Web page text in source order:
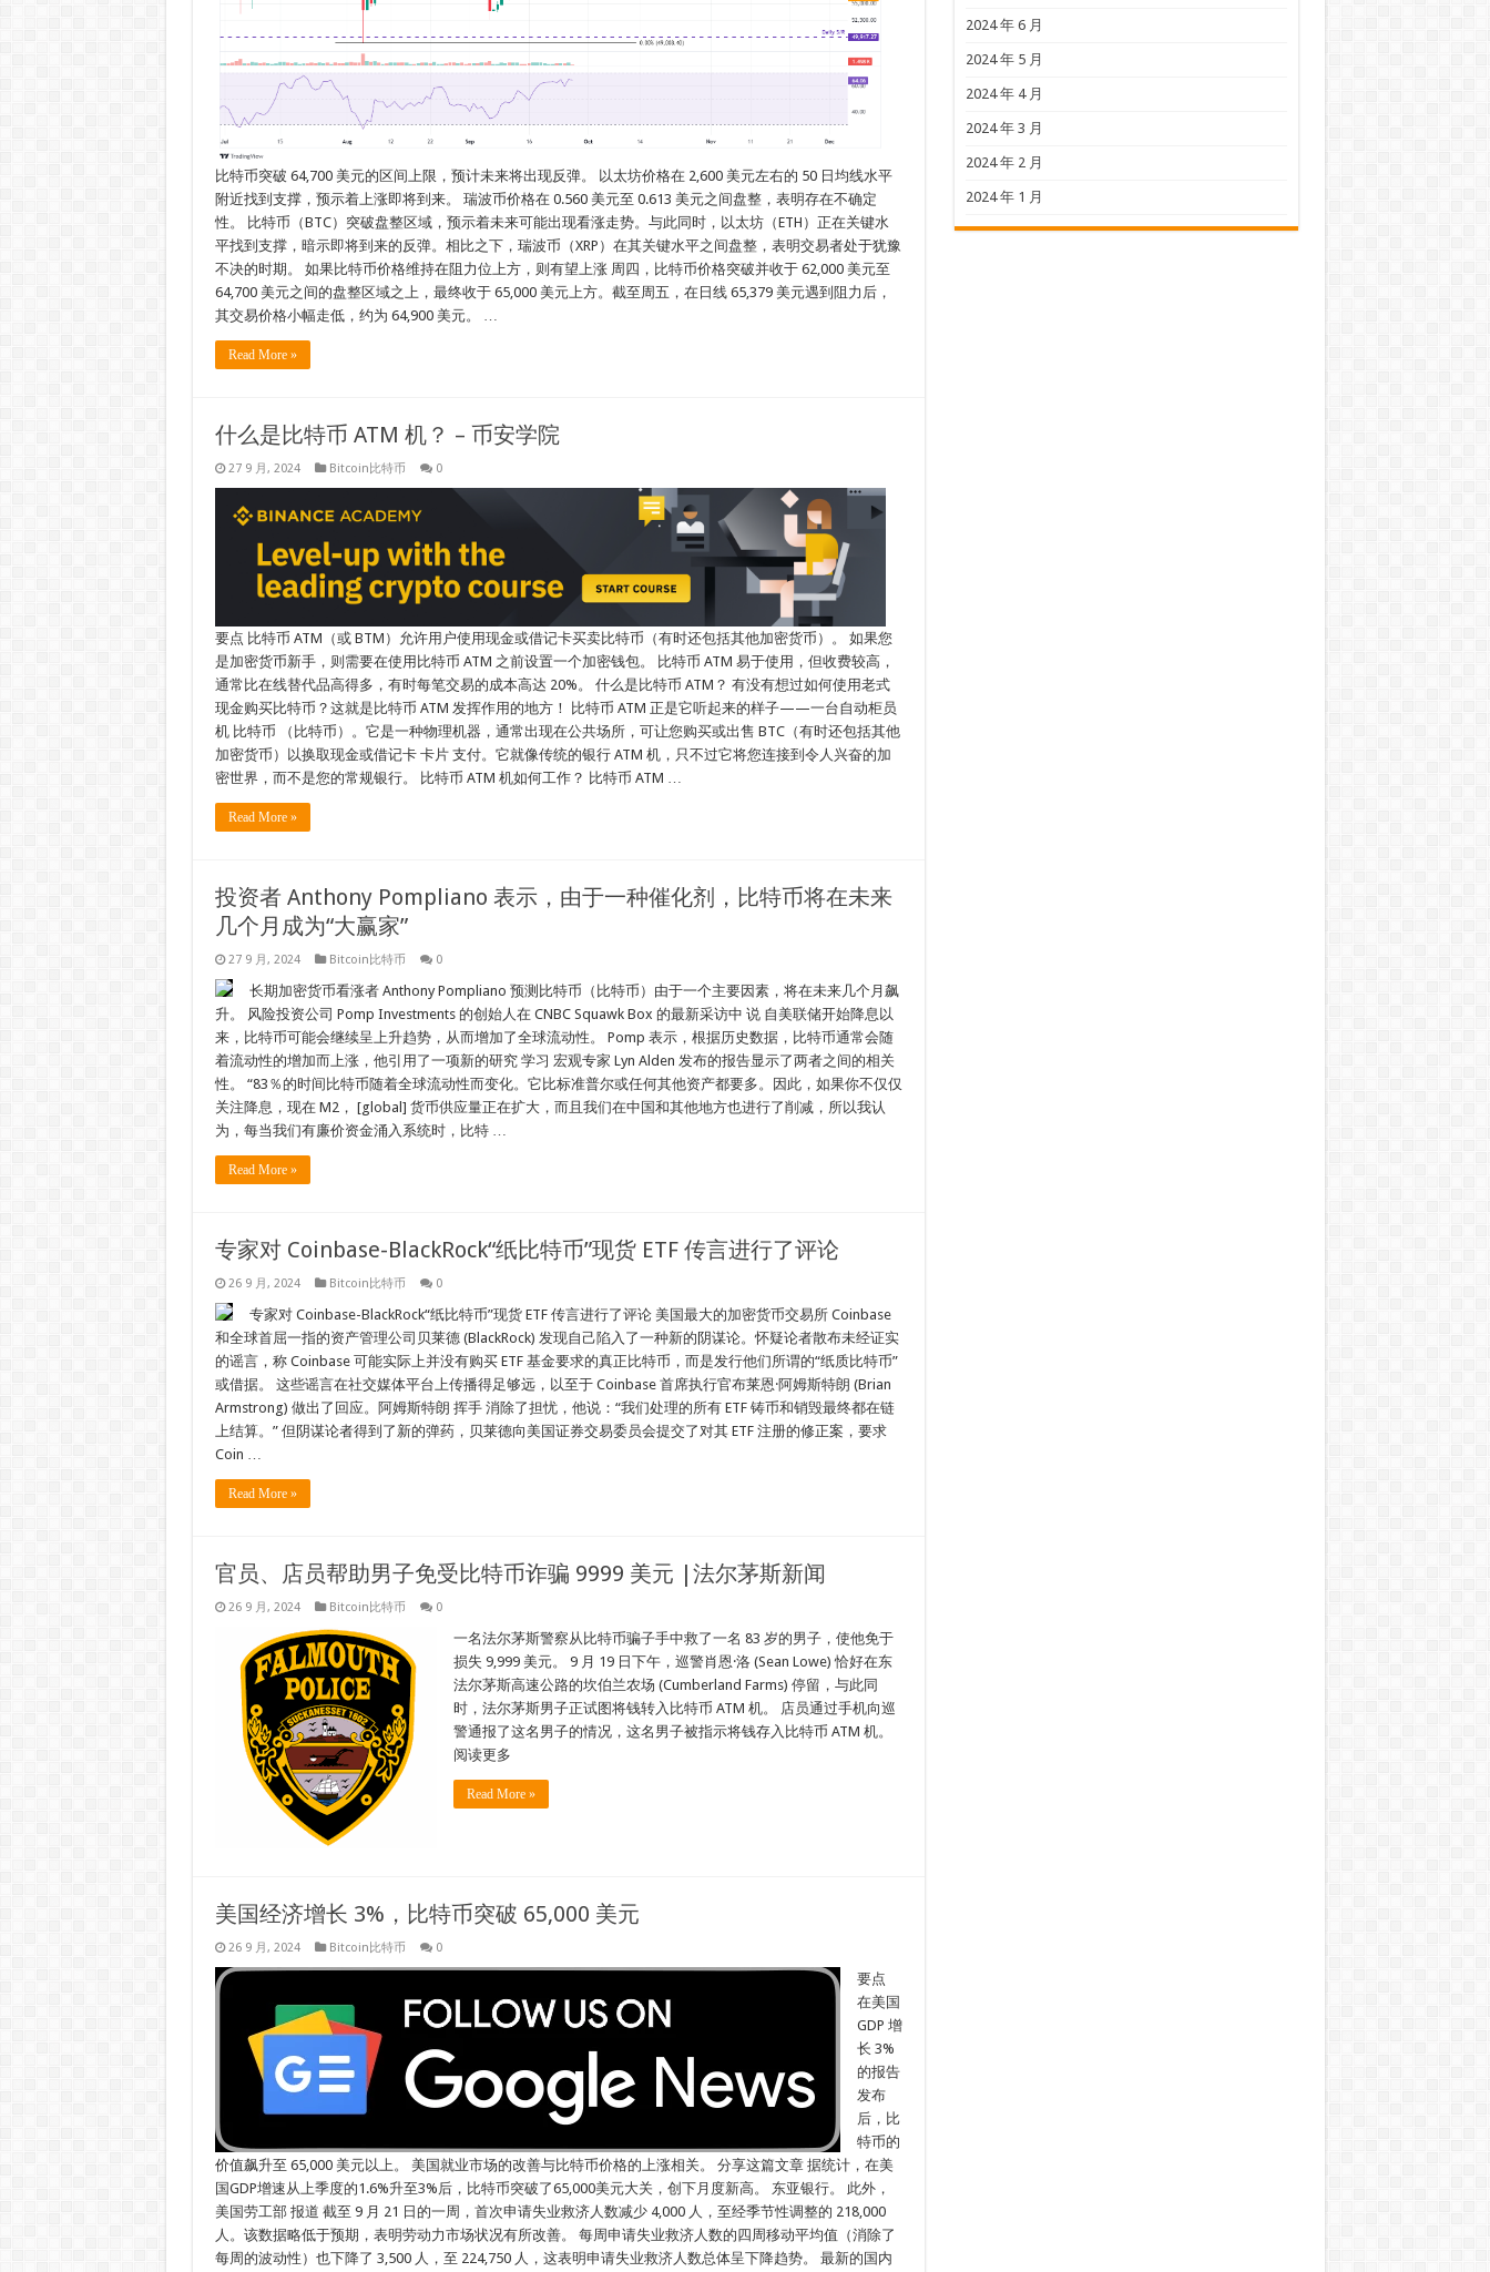
比特币突破 64,700 美元的区间上限，预计未来将出现反弹。 以太坊价格在 2,600 美元左右的 50 日均线水平
附近找到支撑，预示着上涨即将到来。 瑞波币价格在 0.560 美元至 0.613 美元之间盘整，表明存在不确定
性。 比特币（BTC）突破盘整区域，预示着未来可能出现看涨走势。与此同时，以太坊（ETH）正在关键水
平找到支撑，暗示即将到来的反弹。相比之下，瑞波币（XRP）在其关键水平之间盘整，表明交易者处于犹豫
不决的时期。 如果比特币价格维持在阻力位上方，则有望上涨 周四，比特币价格突破并收于 62,000 美元至
64,700 美元之间的盘整区域之上，最终收于 65,000 美元上方。截至周五，在日线 65,379 美元遇到阻力后，
其交易价格小幅走低，约为 64,900 美元。 …
Read More »
什么是比特币 ATM 机？ – 币安学院
27 9 月, 2024 Bitcoin比特币 0
要点 比特币 ATM（或 BTM）允许用户使用现金或借记卡买卖比特币（有时还包括其他加密货币）。 如果您
是加密货币新手，则需要在使用比特币 ATM 之前设置一个加密钱包。 比特币 ATM 易于使用，但收费较高，
通常比在线替代品高得多，有时每笔交易的成本高达 20%。 什么是比特币 ATM？ 有没有想过如何使用老式
现金购买比特币？这就是比特币 ATM 发挥作用的地方！ 比特币 ATM 正是它听起来的样子——一台自动柜员
机 比特币 （比特币）。它是一种物理机器，通常出现在公共场所，可让您购买或出售 BTC（有时还包括其他
加密货币）以换取现金或借记卡 卡片 支付。它就像传统的银行 ATM 机，只不过它将您连接到令人兴奋的加
密世界，而不是您的常规银行。 比特币 ATM 机如何工作？ 比特币 ATM …
Read More »
投资者 Anthony Pompliano 表示，由于一种催化剂，比特币将在未来
几个月成为“大赢家”
27 9 月, 2024 Bitcoin比特币 0
长期加密货币看涨者 Anthony Pompliano 预测比特币（比特币）由于一个主要因素，将在未来几个月飙
升。 风险投资公司 Pomp Investments 的创始人在 CNBC Squawk Box 的最新采访中 说 自美联储开始降息以
来，比特币可能会继续呈上升趋势，从而增加了全球流动性。 Pomp 表示，根据历史数据，比特币通常会随
着流动性的增加而上涨，他引用了一项新的研究 学习 宏观专家 Lyn Alden 发布的报告显示了两者之间的相关
性。 “83％的时间比特币随着全球流动性而变化。它比标准普尔或任何其他资产都要多。因此，如果你不仅仅
关注降息，现在 M2， [global] 货币供应量正在扩大，而且我们在中国和其他地方也进行了削减，所以我认
为，每当我们有廉价资金涌入系统时，比特 …
Read More »
专家对 Coinbase-BlackRock“纸比特币”现货 ETF 传言进行了评论
26 9 月, 2024 Bitcoin比特币 0
专家对 Coinbase-BlackRock“纸比特币”现货 ETF 传言进行了评论 美国最大的加密货币交易所 Coinbase
和全球首屈一指的资产管理公司贝莱德 (BlackRock) 发现自己陷入了一种新的阴谋论。怀疑论者散布未经证实
的谣言，称 Coinbase 可能实际上并没有购买 ETF 基金要求的真正比特币，而是发行他们所谓的“纸质比特币”
或借据。 这些谣言在社交媒体平台上传播得足够远，以至于 Coinbase 首席执行官布莱恩·阿姆斯特朗 (Brian
Armstrong) 做出了回应。阿姆斯特朗 挥手 消除了担忧，他说：“我们处理的所有 ETF 铸币和销毁最终都在链
上结算。” 但阴谋论者得到了新的弹药，贝莱德向美国证券交易委员会提交了对其 ETF 注册的修正案，要求
Coin …
Read More »
官员、店员帮助男子免受比特币诈骗 9999 美元 |法尔茅斯新闻
26 9 月, 2024 Bitcoin比特币 0
一名法尔茅斯警察从比特币骗子手中救了一名 83 岁的男子，使他免于
损失 9,999 美元。 9 月 19 日下午，巡警肖恩·洛 (Sean Lowe) 恰好在东
法尔茅斯高速公路的坎伯兰农场 (Cumberland Farms) 停留，与此同
时，法尔茅斯男子正试图将钱转入比特币 ATM 机。 店员通过手机向巡
警通报了这名男子的情况，这名男子被指示将钱存入比特币 ATM 机。
阅读更多
Read More »
美国经济增长 3%，比特币突破 65,000 美元
26 9 月, 2024 Bitcoin比特币 0
要点
在美国
GDP 增
长 3%
的报告
发布
后，比
特币的
价值飙升至 65,000 美元以上。 美国就业市场的改善与比特币价格的上涨相关。 分享这篇文章 据统计，在美
国GDP增速从上季度的1.6%升至3%后，比特币突破了65,000美元大关，创下月度新高。 东亚银行。 此外，
美国劳工部 报道 截至 9 月 21 日的一周，首次申请失业救济人数减少 4,000 人，至经季节性调整的 218,000
人。该数据略低于预期，表明劳动力市场状况有所改善。 每周申请失业救济人数的四周移动平均值（消除了
每周的波动性）也下降了 3,500 人，至 224,750 人，这表明申请失业救济人数总体呈下降趋势。 最新的国内
2024 年 6 月
2024 年 5 月
2024 年 4 月
2024 年 3 月
2024 年 2 月
2024 年 1 月